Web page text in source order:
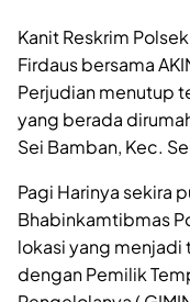
Kanit Reskrim
Firdaus bersama
Perjudian menutup
yang berada
Sei Bamban, Kec.
Pagi Harinya sekira
Bhabinkamtibmas
lokasi yang
dengan Pemilik